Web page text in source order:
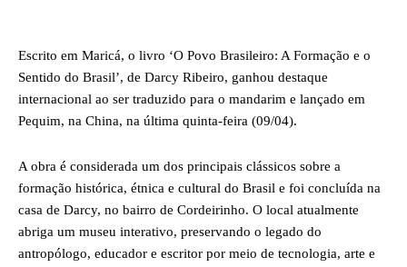
Escrito em Maricá, o livro ‘O Povo Brasileiro: A Formação e o
Sentido do Brasil’, de Darcy Ribeiro, ganhou destaque
internacional ao ser traduzido para o mandarim e lançado em
Pequim, na China, na última quinta-feira (09/04).
A obra é considerada um dos principais clássicos sobre a
formação histórica, étnica e cultural do Brasil e foi concluída na
casa de Darcy, no bairro de Cordeirinho. O local atualmente
abriga um museu interativo, preservando o legado do
antropólogo, educador e escritor por meio de tecnologia, arte e